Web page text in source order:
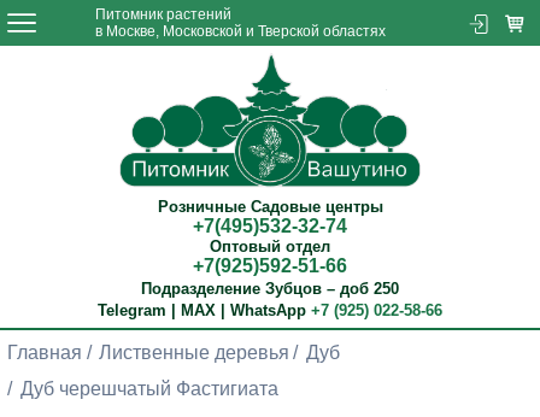
Питомник растений
в Москве, Московской и Тверской областях
Розничные Садовые центры
+7(495)532-32-74
Оптовый отдел
+7(925)592-51-66
Подразделение Зубцов – доб 250
Telegram | MAX | WhatsApp +7 (925) 022-58-66
Главная Лиственные деревья
Дуб
Дуб черешчатый Фастигиата